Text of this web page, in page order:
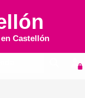
Castellón